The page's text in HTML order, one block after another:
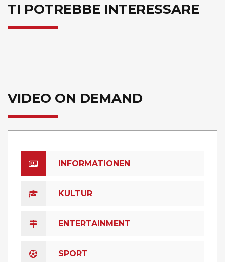
TI POTREBBE INTERESSARE
VIDEO ON DEMAND
INFORMATIONEN
KULTUR
ENTERTAINMENT
SPORT